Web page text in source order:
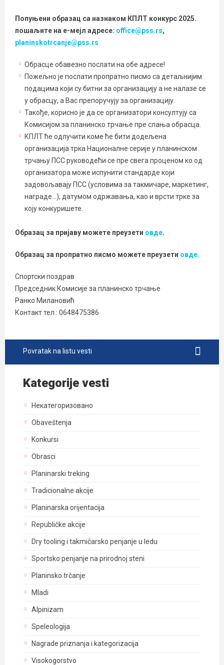
Попуњени образац са назнаком КПЛТ конкурс 2025.
пошаљите на е-мејл адресе: office@pss.rs,
planinskotrcanje@pss.rs
Обрасце обавезно послати на обе адресе!
Пожељно је послати пропратно писмо са детаљнијим
подацима који су битни за организацију а не налазе се
у обрасцу, а Вас препоручују за организацију.
Такође, корисно је да се организатори консултују са
Комисијом за планинско трчање пре слања обрасца.
КПЛТ ће одлучити коме ће бити додељена
организација трка Националне серије у планинском
трчању ПСС руководећи се пре свега проценом ко од
организатора може испунити стандарде који
задовољавају ПСС (условима за такмичаре, маркетинг,
награде…), датумом одржавања, као и врсти трке за
коју конкуришете.
Образац за пријаву можете преузети овде.
Образац за пропратно писмо можете преузети овде.
Спортски поздрав
Председник Комисије за планинско трчање
Ранко Милановић
Контакт тел.: 0648475386
Povratak na listu vesti
Kategorije vesti
Некатегоризовано
Obaveštenja
Konkursi
Obrasci
Planinarski treking
Tradicionalne akcije
Planinarska orijentacija
Republičke akcije
Dry tooling i takmičarsko penjanje u ledu
Sportsko penjanje na prirodnoj steni
Planinsko trčanje
Mladi
Alpinizam
Speleologija
Nagrade priznanja i kategorizacija
Visokogorstvo